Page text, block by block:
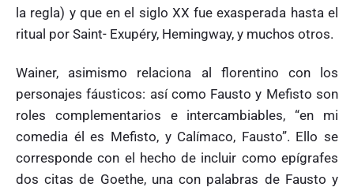
la regla) y que en el siglo XX fue exasperada hasta el
ritual por Saint- Exupéry, Hemingway, y muchos otros.
Wainer, asimismo relaciona al florentino con los
personajes fáusticos: así como Fausto y Mefisto son
roles complementarios e intercambiables, “en mi
comedia él es Mefisto, y Calímaco, Fausto”. Ello se
corresponde con el hecho de incluir como epígrafes
dos citas de Goethe, una con palabras de Fausto y